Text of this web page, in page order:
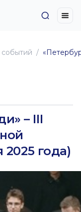
событий
– III
2025 года)